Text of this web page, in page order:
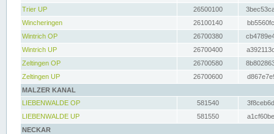
Trier UP
26500100
Wincheringen
26100140
Wintrich OP
26700380
Wintrich UP
26700400
Zeltingen OP
26700580
Zeltingen UP
26700600
MALZER KANAL
LIEBENWALDE OP
581540
LIEBENWALDE UP
581550
NECKAR